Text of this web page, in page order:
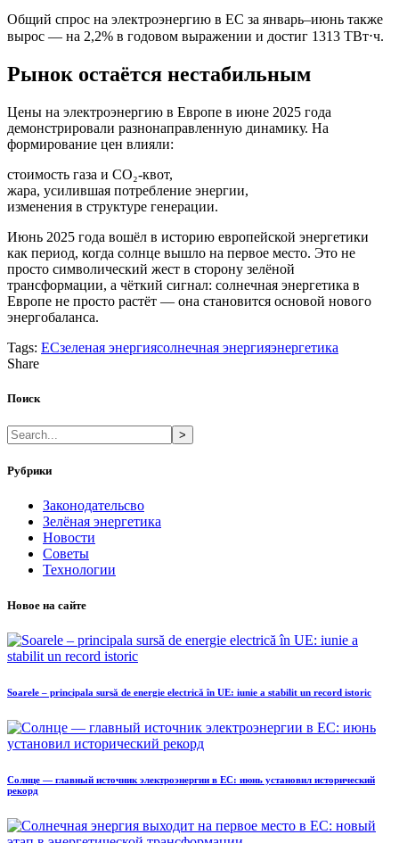
Общий спрос на электроэнергию в ЕС за январь–июнь также
вырос — на 2,2% в годовом выражении и достиг 1313 ТВт⋅ч.
Рынок остаётся нестабильным
Цены на электроэнергию в Европе в июне 2025 года
демонстрировали разнонаправленную динамику. На
формирование цен влияли:
стоимость газа и CO₂-квот,
жара, усилившая потребление энергии,
изменения в структуре генерации.
Июнь 2025 года вошёл в историю европейской энергетики
как период, когда солнце вышло на первое место. Это не
просто символический жест в сторону зелёной
трансформации, а чёткий сигнал: солнечная энергетика в
Европе не просто растёт — она становится основой нового
энергобаланса.
Tags: ЕСзеленая энергиясолнечная энергияэнергетика
Share
Поиск
>
Рубрики
Законодательсво
Зелёная энергетика
Новости
Советы
Технологии
Новое на сайте
Soarele – principala sursă de energie electrică în UE: iunie a stabilit un record istoric
Солнце — главный источник электроэнергии в ЕС: июнь установил исторический
рекорд